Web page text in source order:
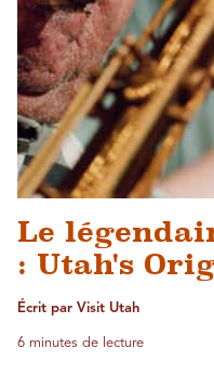
Le
: Utah's
Écrit par Visit Utah
6 minutes de lecture